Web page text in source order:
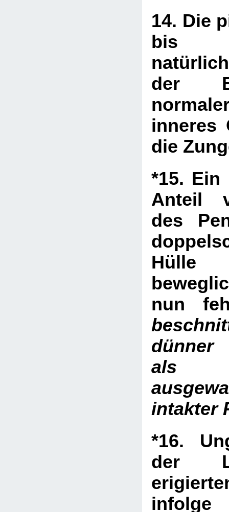
14. Die
bis
der
inneres
die
*15. Ein
Anteil
des
nun
dünner
intakter
*16.
der